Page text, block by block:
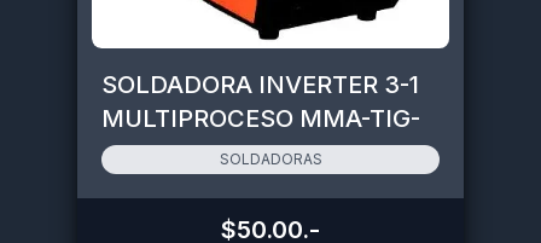
SOLDADORA INVERTER 3-1
MULTIPROCESO MMA-TIG-
MIG • SMARTMIG-180I
SOLDADORAS
$50.00.-